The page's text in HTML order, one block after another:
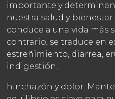
importante y
nuestra salud y bienestar.
conduce a una vida más
contrario, se traduce en
estreñimiento, diarrea,
indigestión,
hinchazón y dolor.